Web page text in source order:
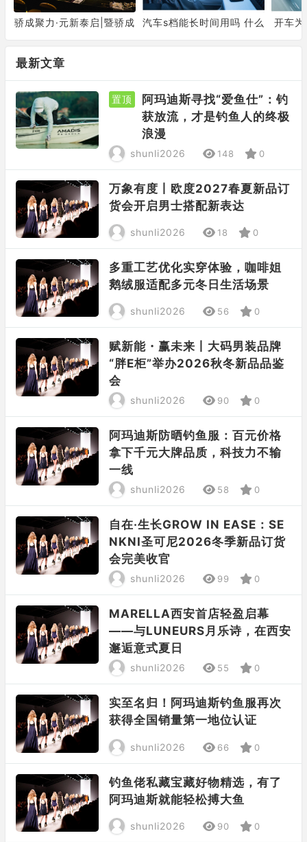
骄成聚力·元新泰启|暨骄成
汽车s档能长时间用吗 什么
开车
最新文章
置顶
阿玛迪斯寻找“爱鱼仕”：钓
获放流，才是钓鱼人的终极
浪漫
shunli2026 148 0
万象有度丨欧度2027春夏新品订
货会开启男士搭配新表达
shunli2026 18 0
多重工艺优化实穿体验，咖啡姐
鹅绒服适配多元冬日生活场景
shunli2026 56 0
赋新能・赢未来丨大码男装品牌
“胖E柜”举办2026秋冬新品品鉴
会
shunli2026 90 0
阿玛迪斯防晒钓鱼服：百元价格
拿下千元大牌品质，科技力不输
一线
shunli2026 58 0
自在·生长GROW IN EASE：SE
NKNI圣可尼2026冬季新品订货
会完美收官
shunli2026 99 0
MARELLA西安首店轻盈启幕
——与LUNEURS月乐诗，在西安
邂逅意式夏日
shunli2026 55 0
实至名归！阿玛迪斯钓鱼服再次
获得全国销量第一地位认证
shunli2026 66 0
钓鱼佬私藏宝藏好物精选，有了
阿玛迪斯就能轻松搏大鱼
shunli2026 90 0